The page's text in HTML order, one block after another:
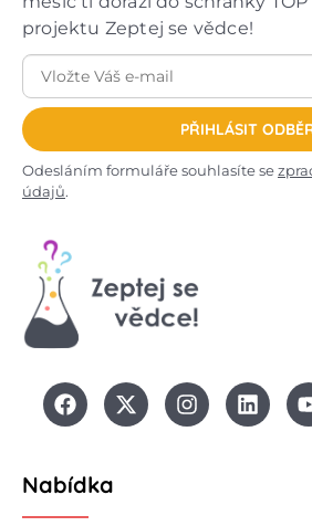
projektu Zeptej se vědce!
PŘIHLÁSIT
Odesláním formuláře souhlasíte se
údajů.
Nabídka